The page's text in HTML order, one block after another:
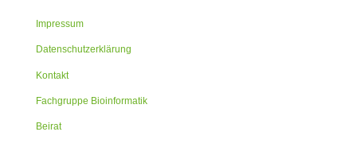
Impressum
Datenschutzerklärung
Kontakt
Fachgruppe Bioinformatik
Beirat